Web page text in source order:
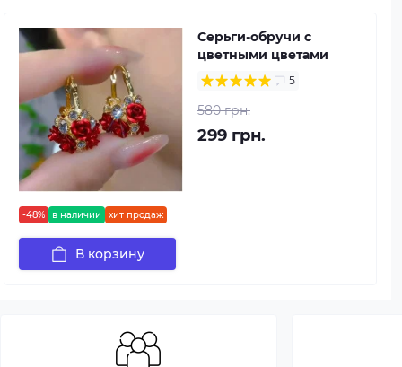
-48% в наличии хит продаж
Серьги-обручи с
цветными цветами
5
580 грн.
299 грн.
В корзину